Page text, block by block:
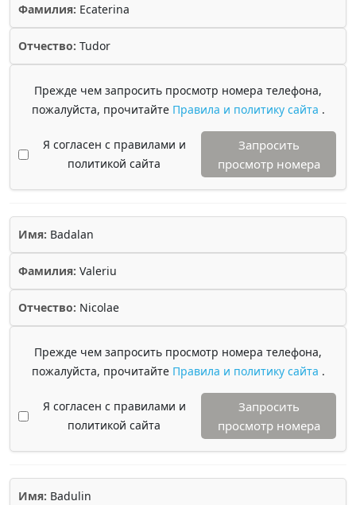
Фамилия: Ecaterina
Отчество: Tudor
Прежде чем запросить просмотр номера телефона,
пожалуйста, прочитайте Правила и политику сайта .
Я согласен с правилами и
политикой сайта
Запросить
просмотр номера
Имя: Badalan
Фамилия: Valeriu
Отчество: Nicolae
Прежде чем запросить просмотр номера телефона,
пожалуйста, прочитайте Правила и политику сайта .
Я согласен с правилами и
политикой сайта
Запросить
просмотр номера
Имя: Badulin